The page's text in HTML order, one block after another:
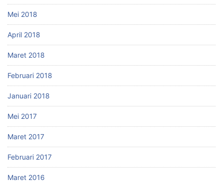
Mei 2018
April 2018
Maret 2018
Februari 2018
Januari 2018
Mei 2017
Maret 2017
Februari 2017
Maret 2016